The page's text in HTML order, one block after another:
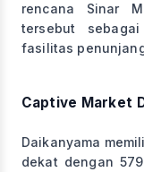
rencana Sinar
tersebut
fasilitas
Captive Market
Daikanyama
dekat dengan